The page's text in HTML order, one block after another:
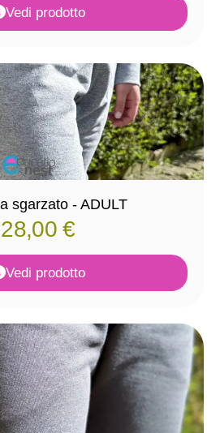
Vedi prodotto
sgarzato - ADULT
28,00€
Vedi prodotto